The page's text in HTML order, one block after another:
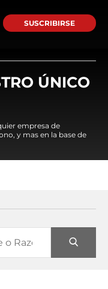
SUSCRIBIRSE
ÚNICO
empresa de
y mas en la base de